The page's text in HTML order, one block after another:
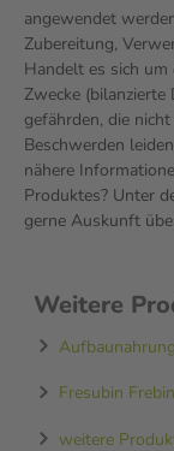
angewendet
Zubereitung,
Handelt es sich
Zwecke
gefährden, die
Beschwerden
nähere
Produktes? Unter
gerne Auskunft
Weitere
Fresubin
weitere